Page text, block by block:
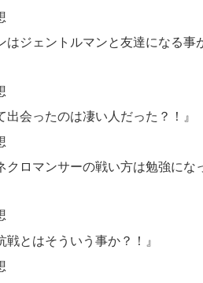
はジェントルマンと友達になる事
会ったのは凄い人だった？！』
クロマンサーの戦い方は勉強にな
とはそういう事か？！』